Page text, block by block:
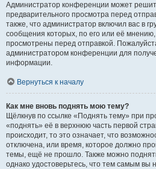
Администратор конференции может
предварительного просмотра перед
также, что администратор включил вас в
сообщения которых, по его или её
просмотрены перед отправкой.
администратором конференции для
информации.
Вернуться к началу
Как мне вновь поднять мою тему?
Щёлкнув по ссылке «Поднять тему» при
«поднять» её в верхнюю часть первой
происходит, то это означает, что
отключена, или время, которое должно
темы, ещё не прошло. Также можно
однако удостоверьтесь, что тем самым вы